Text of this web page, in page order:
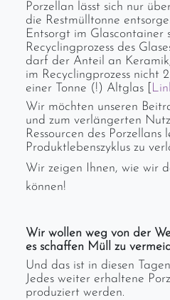
Porzellan lässt sich nur
die Restmülltonne
Entsorgt im Glascontainer
Recyclingprozess des
darf der Anteil an
im Recyclingprozess nicht
einer Tonne (!) Altglas [
Wir möchten unseren
und zum verlängerten
Ressourcen des Porzellans
Produktlebenszyklus zu
Wir zeigen Ihnen, wie wir
können!
Wir wollen weg von der
es schaffen Müll zu
Und das ist in diesen
Jedes weiter erhaltene
produziert werden.